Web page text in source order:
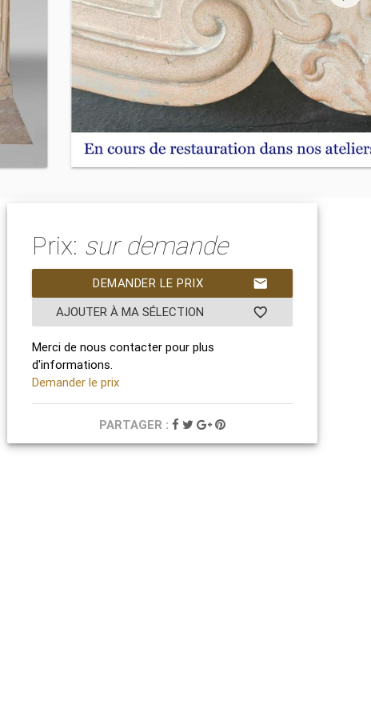
Prix: sur demande
mail
DEMANDER LE PRIX
favorite_border
AJOUTER À MA SÉLECTION
Merci de nous contacter pour plus
d'informations.
Demander le prix
PARTAGER :